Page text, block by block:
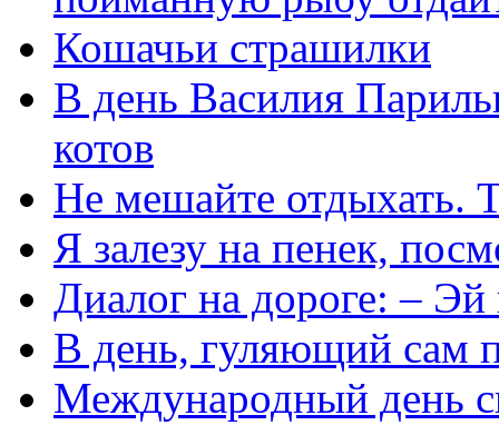
Кошачьи страшилки
В день Василия
котов
Не мешайте отдыхать.
Я залезу на пенек,
Диалог на дороге: – Эй
В день, гуляющий сам
Международный день